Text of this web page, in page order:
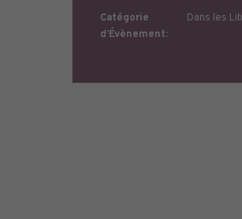
Catégorie
d’Évènement:
Dans les